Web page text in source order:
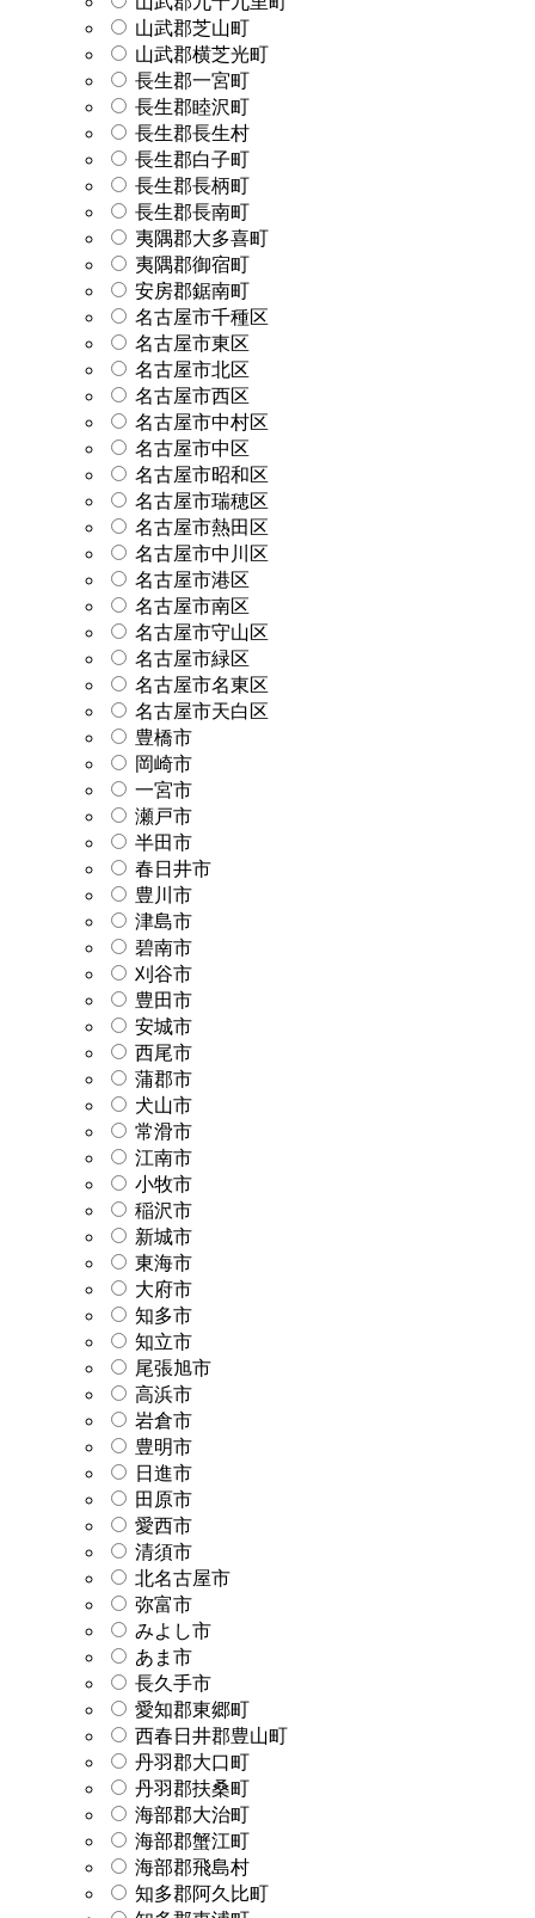
山武郡芝山町
山武郡横芝光町
長生郡一宮町
長生郡睦沢町
長生郡長生村
長生郡白子町
長生郡長柄町
長生郡長南町
夷隅郡大多喜町
夷隅郡御宿町
安房郡鋸南町
名古屋市千種区
名古屋市東区
名古屋市北区
名古屋市西区
名古屋市中村区
名古屋市中区
名古屋市昭和区
名古屋市瑞穂区
名古屋市熱田区
名古屋市中川区
名古屋市港区
名古屋市南区
名古屋市守山区
名古屋市緑区
名古屋市名東区
名古屋市天白区
豊橋市
岡崎市
一宮市
瀬戸市
半田市
春日井市
豊川市
津島市
碧南市
刈谷市
豊田市
安城市
西尾市
蒲郡市
犬山市
常滑市
江南市
小牧市
稲沢市
新城市
東海市
大府市
知多市
知立市
尾張旭市
高浜市
岩倉市
豊明市
日進市
田原市
愛西市
清須市
北名古屋市
弥富市
みよし市
あま市
長久手市
愛知郡東郷町
西春日井郡豊山町
丹羽郡大口町
丹羽郡扶桑町
海部郡大治町
海部郡蟹江町
海部郡飛島村
知多郡阿久比町